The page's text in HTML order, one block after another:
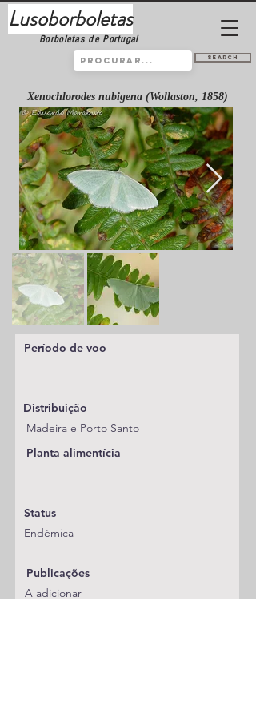
Lusoborboletas
Borboletas de Portugal
Search
Xenochlorodes nubigena (Wollaston, 1858)
Período de voo
Distribuição
Madeira e Porto Santo
Planta alimentícia
Status
Endémica
Publicações
A adicionar